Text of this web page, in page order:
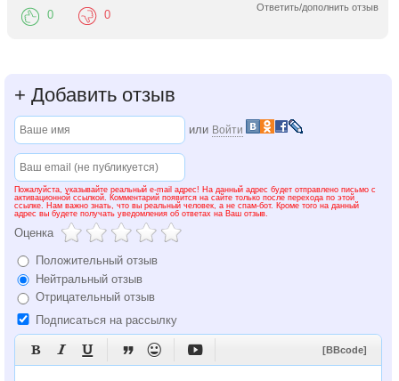
Ответить/дополнить отзыв
0 0
+ Добавить отзыв
или Войти
Пожалуйста, указывайте реальный e-mail адрес! На данный адрес будет отправлено письмо с
активационной ссылкой. Комментарий появится на сайте только после перехода по этой
ссылке. Нам важно знать, что вы реальный человек, а не спам-бот. Кроме того на данный
адрес вы будете получать уведомления об ответах на Ваш отзыв.
Оценка
Положительный отзыв
Нейтральный отзыв
Отрицательный отзыв
Подписаться на рассылку
      [BBcode]